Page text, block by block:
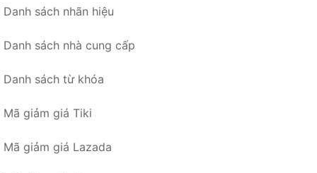
Danh sách nhãn hiệu
Danh sách nhà cung cấp
Danh sách từ khóa
Mã giảm giá Tiki
Mã giảm giá Lazada